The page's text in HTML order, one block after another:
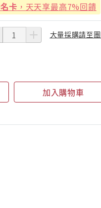
卡 ，天天享最高7%回饋
大量採購請至
加入購物車